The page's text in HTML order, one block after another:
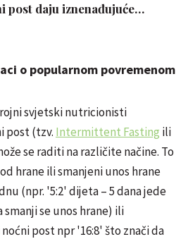
post daju iznenađujuće
o popularnom povremenom
svjetski nutricionisti
post (tzv. Intermittent Fasting ili
se raditi na različite načine. To
hrane ili smanjeni unos hrane
(npr. '5:2' dijeta – 5 dana jede
smanji se unos hrane) ili
post npr '16:8' što znači da